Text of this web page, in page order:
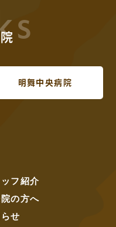
明舞中央病院
フ紹介
の方へ
せ